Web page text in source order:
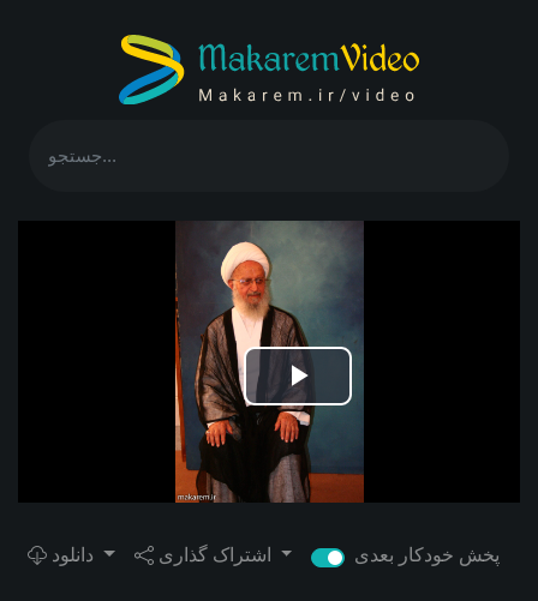
Play
Video
پخش خودکار بعدی